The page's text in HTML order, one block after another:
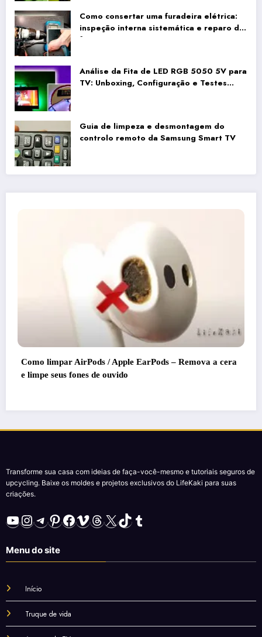
Como consertar uma furadeira elétrica:
inspeção interna sistemática e reparo da
fiação
Análise da Fita de LED RGB 5050 5V para
TV: Unboxing, Configuração e Testes
Guia de limpeza e desmontagem do
controlo remoto da Samsung Smart TV
a cera
Assuma o controlo da sua casa com estas 5
upcycling. Baixe os moldes e projetos exclusivos do LifeKaki para suas
criações.
ThreadsTikTok
Truque de vida
Antenas de TV